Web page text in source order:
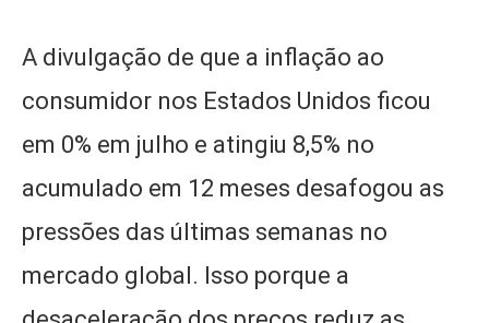
A divulgação de que a inflação ao
consumidor nos Estados Unidos ficou
em 0% em julho e atingiu 8,5% no
acumulado em 12 meses desafogou as
pressões das últimas semanas no
mercado global. Isso porque a